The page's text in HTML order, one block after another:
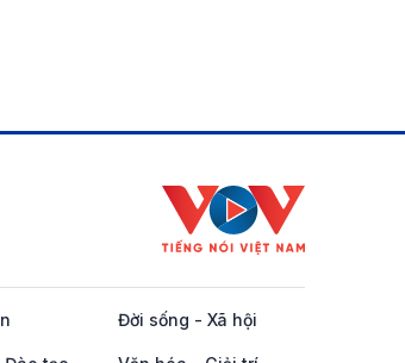
Đời sống - Xã hội